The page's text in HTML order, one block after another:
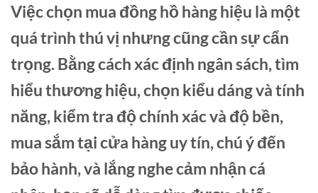
Việc chọn mua đồng hồ hàng hiệu là một
quá trình thú vị nhưng cũng cần sự cẩn
trọng. Bằng cách xác định ngân sách, tìm
hiểu thương hiệu, chọn kiểu dáng và tính
năng, kiểm tra độ chính xác và độ bền,
mua sắm tại cửa hàng uy tín, chú ý đến
bảo hành, và lắng nghe cảm nhận cá